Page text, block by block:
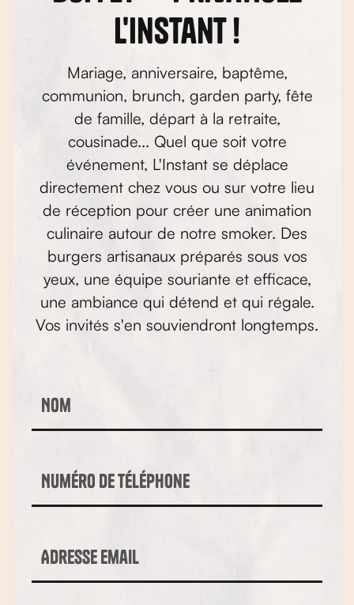
L'Instant !
Mariage, anniversaire, baptême,
communion, brunch, garden party, fête
de famille, départ à la retraite,
cousinade... Quel que soit votre
événement, L'Instant se déplace
directement chez vous ou sur votre lieu
de réception pour créer une animation
culinaire autour de notre smoker. Des
burgers artisanaux préparés sous vos
yeux, une équipe souriante et efficace,
une ambiance qui détend et qui régale.
Vos invités s'en souviendront longtemps.